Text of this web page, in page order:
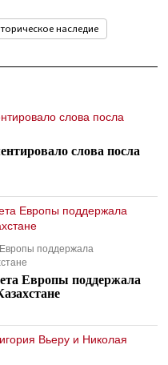
наследие
слова посла
поддержала
Европы поддержала